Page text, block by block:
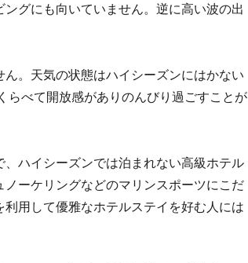
グにも向いていません。逆に高い波の出
。天気の状態はハイシーズンにはかない
らべて開放感がありのんびり過ごすことが
ハイシーズンでは泊まれない高級ホテル
ーケリングなどのマリンスポーツにこだ
用して優雅なホテルステイを好む人には